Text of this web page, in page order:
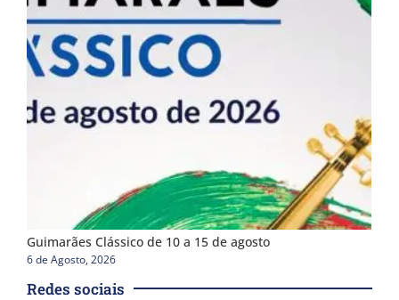
Guimarães Clássico de 10 a 15 de agosto
6 de Agosto, 2026
Redes sociais